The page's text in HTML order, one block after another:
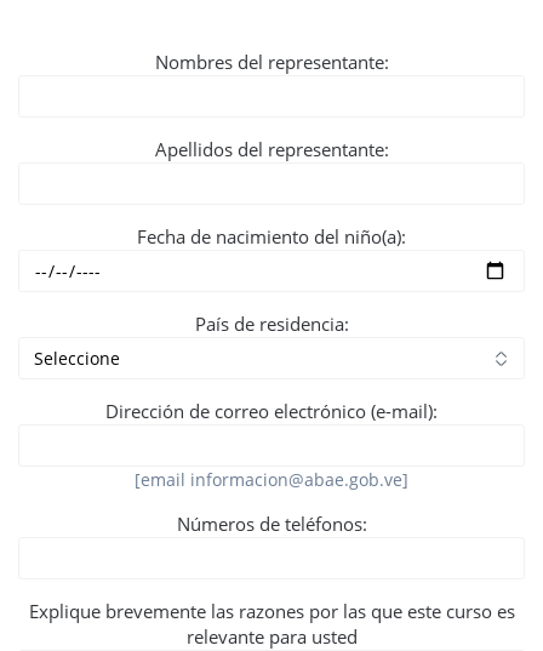
Nombres del representante:
Apellidos del representante:
Fecha de nacimiento del niño(a):
País de residencia:
Dirección de correo electrónico (e-mail):
[email informacion@abae.gob.ve]
Números de teléfonos:
Explique brevemente las razones por las que este curso es
relevante para usted